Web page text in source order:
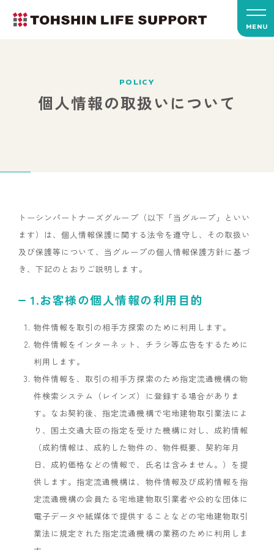
MENU
POLICY
個人情報の取扱いについて
トーシンパートナーズグループ（以下「当グループ」といい
ます）は、個人情報保護に関する法令を遵守し、その取扱い
及び保護等について、当グループの個人情報保護方針に基づ
き、下記のとおりご説明します。
1.お客様の個人情報の利用目的
物件情報を取引の相手方探索のために利用します。
物件情報をインターネット、チラシ等広告をするために
利用します。
物件情報を、取引の相手方探索のため指定流通機構の物
件検索システム（レインズ）に登録する場合がありま
す。なお契約後、指定流通機構で宅地建物取引業法によ
り、国土交通大臣の指定を受けた機構に対し、成約情報
（成約情報は、成約した物件の、物件概要、契約年月
日、成約価格などの情報で、氏名は含みません。）を提
供します。指定流通機構は、物件情報及び成約情報を指
定流通機構の会員たる宅地建物取引業者や公的な団体に
電子データや紙媒体で提供することなどの宅地建物取引
業法に規定された指定流通機構の業務のために利用しま